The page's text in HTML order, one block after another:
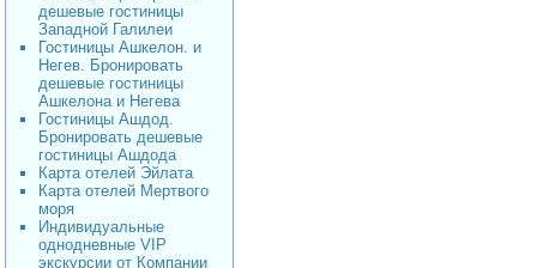
дешевые гостиницы
Западной Галилеи
Гостиницы Ашкелон. и
Негев. Бронировать
дешевые гостиницы
Ашкелона и Негева
Гостиницы Ашдод.
Бронировать дешевые
гостиницы Ашдода
Карта отелей Эйлата
Карта отелей Мертвого
моря
Индивидуальные
однодневные VIP
экскурсии от Компании